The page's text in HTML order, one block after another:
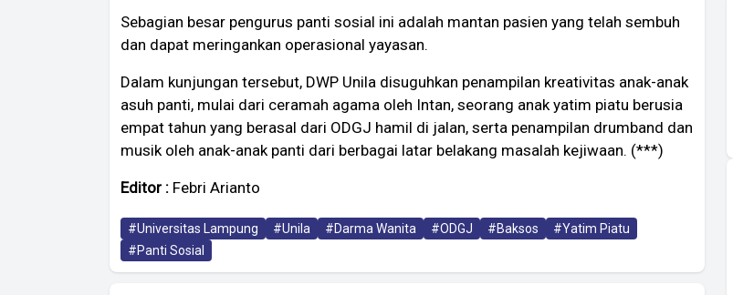
Sebagian besar pengurus panti sosial ini adalah mantan pasien yang telah sembuh
dan dapat meringankan operasional yayasan.
Dalam kunjungan tersebut, DWP Unila disuguhkan penampilan kreativitas anak-anak
asuh panti, mulai dari ceramah agama oleh Intan, seorang anak yatim piatu berusia
empat tahun yang berasal dari ODGJ hamil di jalan, serta penampilan drumband dan
musik oleh anak-anak panti dari berbagai latar belakang masalah kejiwaan. (***)
Editor : Febri Arianto
#Universitas Lampung #Unila #Darma Wanita #ODGJ #Baksos
#Yatim Piatu
#Panti Sosial